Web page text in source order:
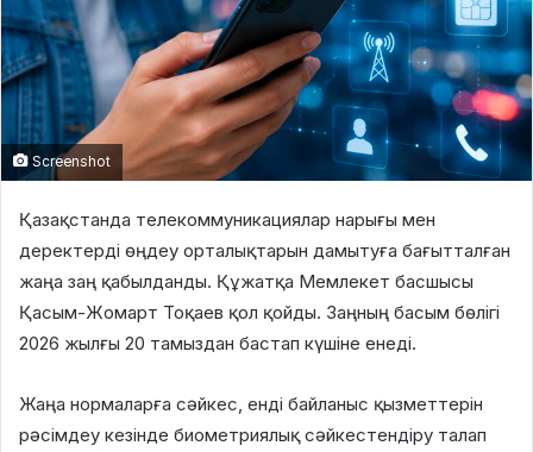
Screenshot
Қазақстанда телекоммуникациялар нарығы мен
деректерді өңдеу орталықтарын дамытуға бағытталған
жаңа заң қабылданды. Құжатқа Мемлекет басшысы
Қасым-Жомарт Тоқаев қол қойды. Заңның басым бөлігі
2026 жылғы 20 тамыздан бастап күшіне енеді.
Жаңа нормаларға сәйкес, енді байланыс қызметтерін
рәсімдеу кезінде биометриялық сәйкестендіру талап